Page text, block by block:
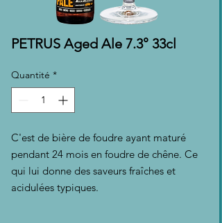
PETRUS Aged Ale 7.3° 33cl
Quantité *
C'est de bière de foudre ayant maturé
pendant 24 mois en foudre de chêne. Ce
qui lui donne des saveurs fraîches et
acidulées typiques.